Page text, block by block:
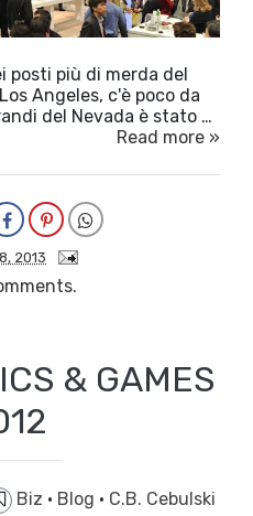
posti più di merda del
Angeles, c'è poco da
del Nevada è stato …
Read more »
2013
& GAMES
Biz · Blog · C.B. Cebulski